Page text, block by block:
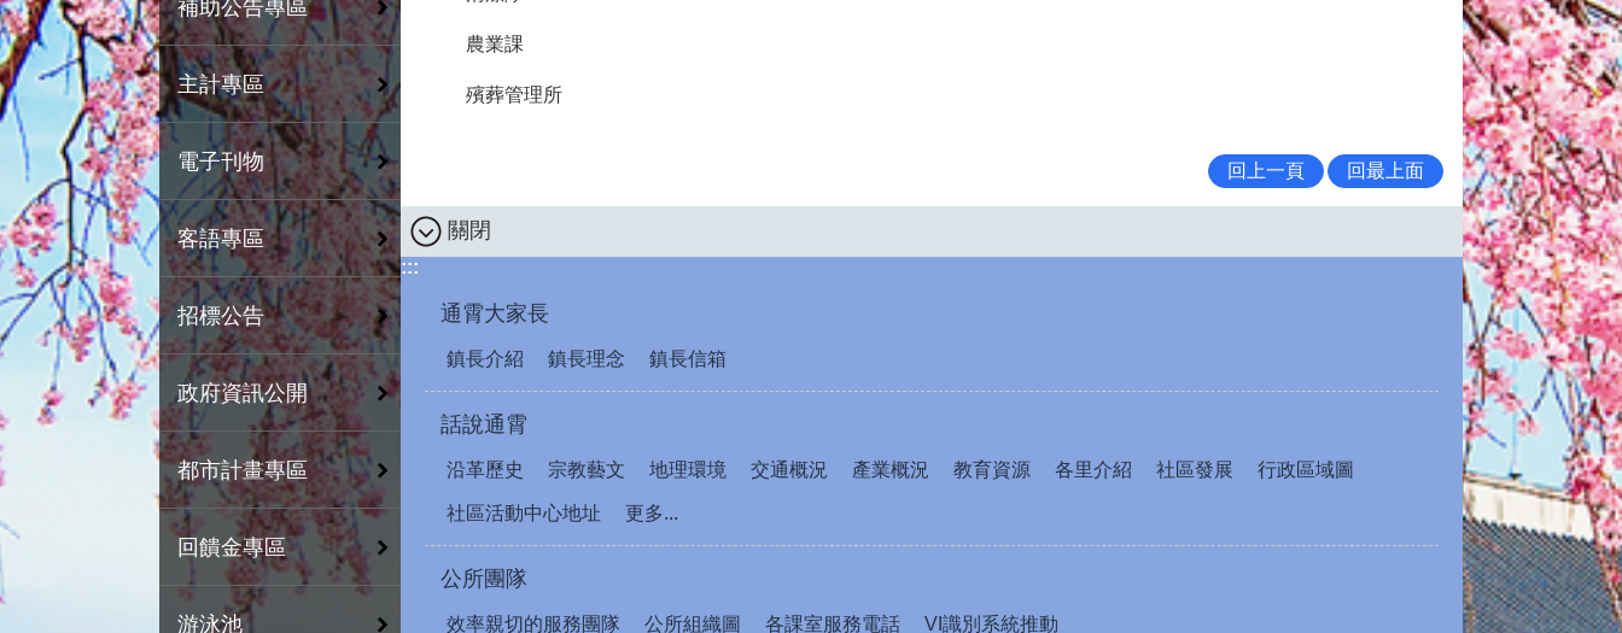
補助公告專區
主計專區
電子刊物
客語專區
招標公告
政府資訊公開
都市計畫專區
回饋金專區
游泳池
農業課
殯葬管理所
回上一頁 回最上面
關閉
:::
通霄大家長
鎮長介紹 鎮長理念 鎮長信箱
話說通霄
沿革歷史 宗教藝文 地理環境 交通概況 產業概況 教育資源 各里介紹 社區發展 行政區域圖
社區活動中心地址 更多...
公所團隊
效率親切的服務團隊 公所組織圖 各課室服務電話 VI識別系統推動